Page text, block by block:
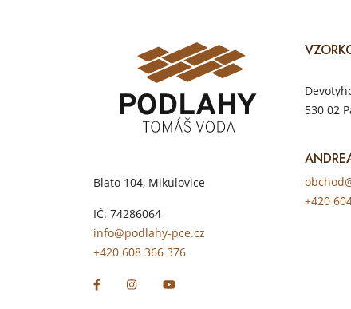
Blato 104, Mikulovice
IČ: 74286064
info@podlahy-pce.cz
+420 608 366 376
530 02
+420